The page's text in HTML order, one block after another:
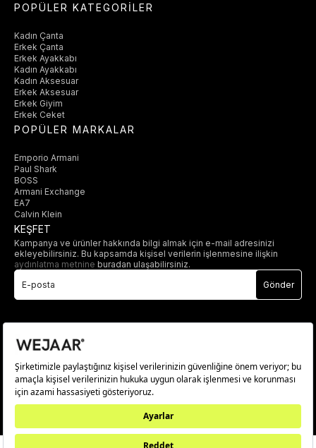
POPÜLER KATEGORİLER
Kadın Çanta
Erkek Çanta
Erkek Ayakkabı
Kadın Ayakkabı
Kadın Aksesuar
Erkek Aksesuar
Erkek Giyim
Erkek Ceket
POPÜLER MARKALAR
Emporio Armani
Paul Shark
BOSS
Armani Exchange
EA7
Calvin Klein
KEŞFET
Kampanya ve ürünler hakkında bilgi almak için e-mail adresinizi
ekleyebilirsiniz. Bu kapsamda kişisel verilerin işlenmesine ilişkin
aydınlatma metnine buradan ulaşabilirsiniz.
Gönder
© 2025 wejaar.com.tr. tüm hakları saklıdır.